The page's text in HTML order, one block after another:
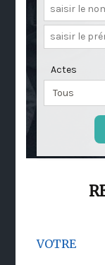
Actes
VOTRE